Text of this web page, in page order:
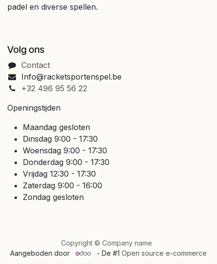
padel en diverse spellen.
Volg ons
Contact
Info@racketsportenspel.be
+32 496 95 56 22
Openingstijden
Maandag gesloten
Dinsdag 9:00 - 17:30
Woensdag 9:00 - 17:30
Donderdag 9:00 - 17:30
Vrijdag 12:30 - 17:30
Zaterdag 9:00 - 16:00
Zondag gesloten
Copyright © Company name
Aangeboden door
- De #1Open source e-commerce